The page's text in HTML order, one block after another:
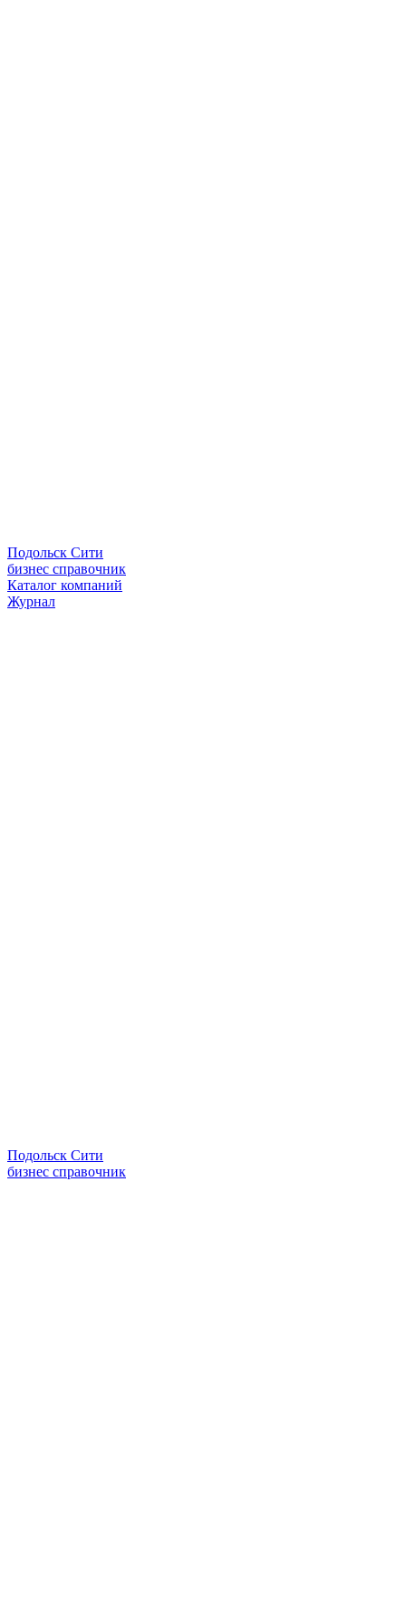
Подольск Сити
бизнес справочник
Каталог компаний
Журнал
Подольск Сити
бизнес справочник